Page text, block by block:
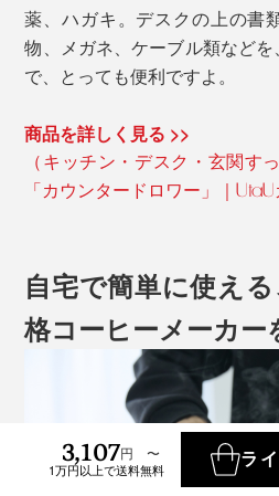
薬、ハガキ。デスクの上の書
物、メガネ、ケーブル類など
で、とっても便利ですよ。
商品を詳しく見る >>
（キッチン・デスク・玄関す
「カウンタードロワー」｜
自宅で簡単に使え
格コーヒーメーカー
3,107円 〜
1万円以上で送料無料
ラ